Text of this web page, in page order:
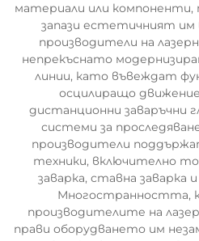
материали или компоненти,
запази естетичният
производители на
непрекъснато
линии, като въвеждат
осцилиращо
дистанционни заваръчни
системи за
производители
техники, включително
заварка, ставна заварка
Многостранността,
производителите на
прави оборудването им